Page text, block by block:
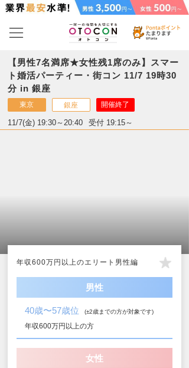
【男性7名満席★女性残1席のみ】スマー
ト婚活パーティー・街コン 11/7 19時30
分 in 銀座
東京 銀座 開催終了
11/7(金) 19:30～20:40 受付 19:15～
年収600万円以上のエリート男性編
男性
40歳〜57歳位 (±2歳までの方が対象です)
年収600万円以上の方
女性